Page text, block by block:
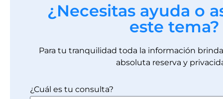
¿Necesitas ayuda o
este tema?
Para tu tranquilidad toda la información
absoluta reserva y
¿Cuál es tu consulta?